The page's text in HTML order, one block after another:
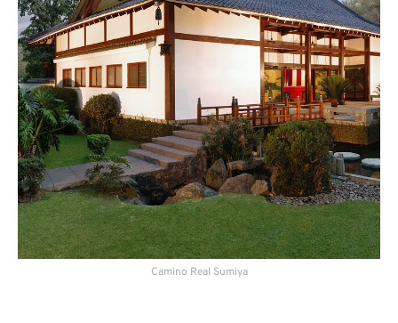
Camino Real Sumiya